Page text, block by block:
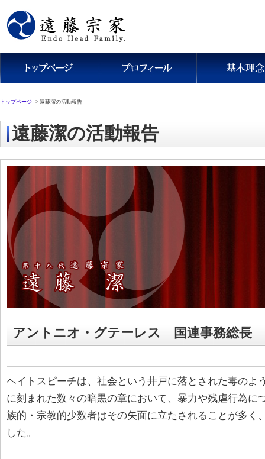
トップページ > 遠藤潔の活動報告
遠藤潔の活動報告
アントニオ・グテーレス 国連事務総長
ヘイトスピーチは、社会という井戸に落とされた毒のよ
に刻まれた数々の暗黒の章において、暴力や残虐行為に
族的・宗教的少数者はその矢面に立たされることが多く
した。